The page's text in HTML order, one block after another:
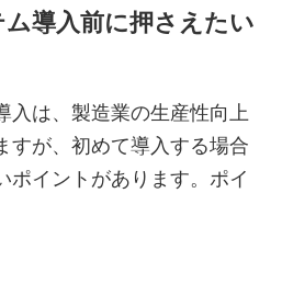
導入前に押さえたい
入は、製造業の生産性向上
すが、初めて導入する場合
ポイントがあります。ポイ